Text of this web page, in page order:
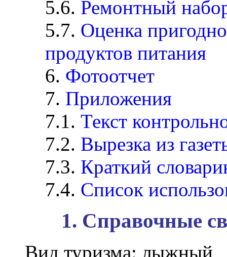
5.6. Ремонтный
5.7. Оценка
продуктов питания
6. Фотоотчет
7. Приложения
7.1. Текст
7.2. Вырезка из
7.3. Краткий
7.4. Список
1. Справочные
Вид туризма: лыжный